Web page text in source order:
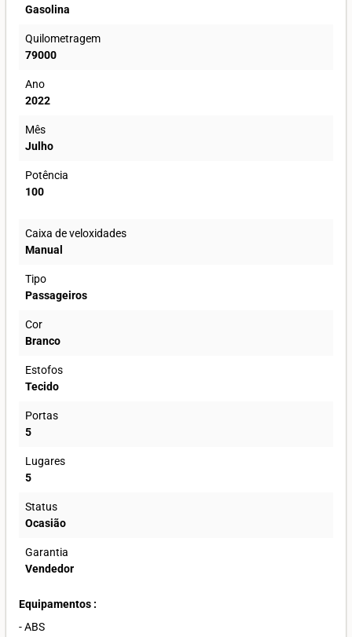
Gasolina
Quilometragem
79000
Ano
2022
Mês
Julho
Potência
100
Caixa de veloxidades
Manual
Tipo
Passageiros
Cor
Branco
Estofos
Tecido
Portas
5
Lugares
5
Status
Ocasião
Garantia
Vendedor
Equipamentos :
- ABS